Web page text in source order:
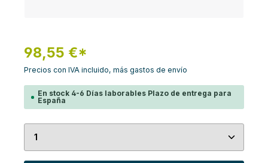
98,55 €*
Precios con IVA incluido, más gastos de envío
En stock 4-6 Días laborables Plazo de entrega para
España
Cantidad del producto: introduce la cantidad